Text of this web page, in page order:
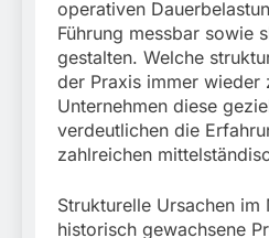
operativen
Führung messbar sowie
gestalten. Welche
der Praxis immer wieder
Unternehmen diese
verdeutlichen die
zahlreichen
Strukturelle Ursachen im
historisch gewachsene